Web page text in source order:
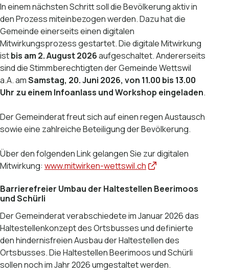
In einem nächsten Schritt soll die Bevölkerung aktiv in
den Prozess miteinbezogen werden. Dazu hat die
Gemeinde einerseits einen digitalen
Mitwirkungsprozess gestartet. Die digitale Mitwirkung
istbis am 2. August 2026aufgeschaltet. Andererseits
sind die Stimmberechtigten der Gemeinde Wettswil
a.A. amSamstag, 20. Juni 2026, von 11.00 bis 13.00
Uhr zu einem Infoanlass und Workshop eingeladen.
Der Gemeinderat freut sich auf einen regen Austausch
sowie eine zahlreiche Beteiligung der Bevölkerung.
Über den folgenden Link gelangen Sie zur digitalen
Mitwirkung: www.mitwirken-wettswil.ch
Barrierefreier Umbau der Haltestellen Beerimoos
und Schürli
Der Gemeinderat verabschiedete im Januar 2026 das
Haltestellenkonzept des Ortsbusses und definierte
den hindernisfreien Ausbau der Haltestellen des
Ortsbusses. Die Haltestellen Beerimoos und Schürli
sollen noch im Jahr 2026 umgestaltet werden.